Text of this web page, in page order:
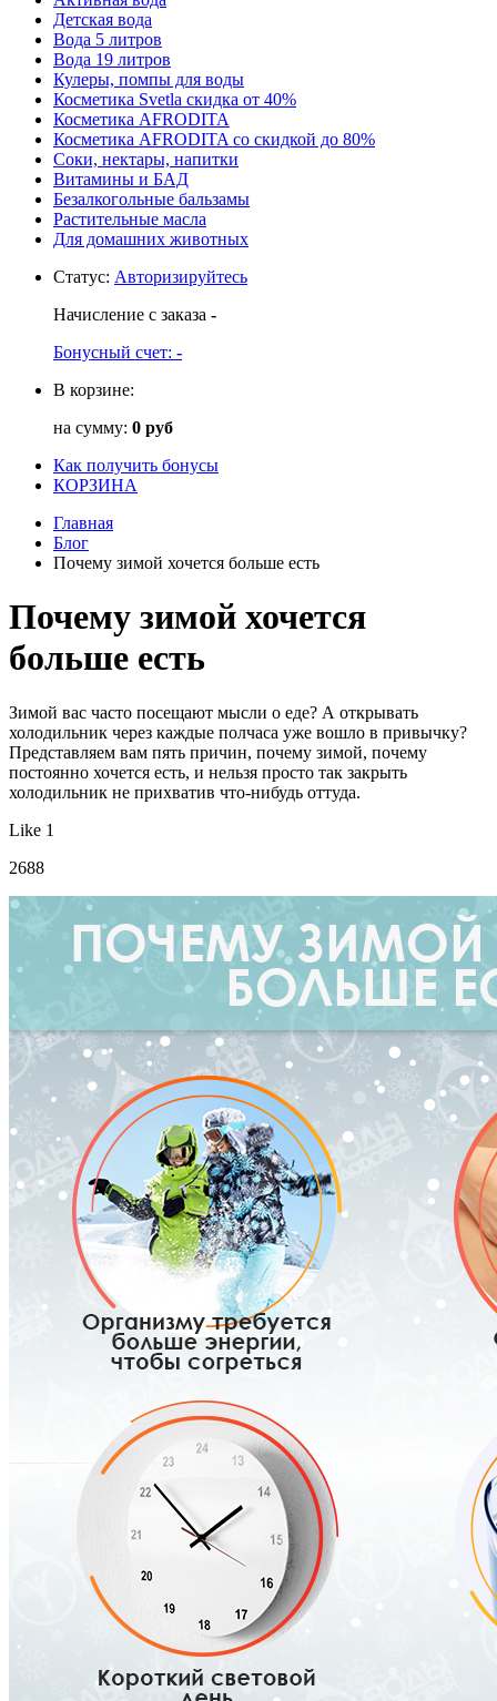
Детская вода
Вода 5 литров
Вода 19 литров
Кулеры, помпы для воды
Косметика Svetla скидка от 40%
Косметика AFRODITA
Косметика AFRODITA со скидкой до 80%
Соки, нектары, напитки
Витамины и БАД
Безалкогольные бальзамы
Растительные масла
Для домашних животных
Статус: Авторизируйтесь
Начисление с заказа -
Бонусный счет: -
В корзине:
на сумму: 0 руб
Как получить бонусы
КОРЗИНА
Главная
Блог
Почему зимой хочется больше есть
Почему зимой хочется
больше есть
Зимой вас часто посещают мысли о еде? А открывать
холодильник через каждые полчаса уже вошло в привычку?
Представляем вам пять причин, почему зимой, почему
постоянно хочется есть, и нельзя просто так закрыть
холодильник не прихватив что-нибудь оттуда.
Like 1
2688